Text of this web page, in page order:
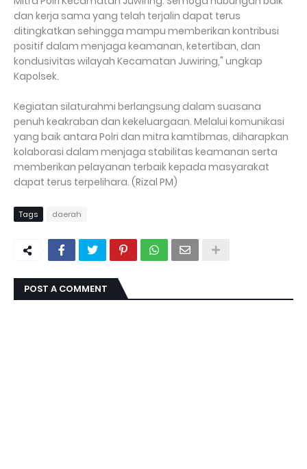
dan kerja sama yang telah terjalin dapat terus
ditingkatkan sehingga mampu memberikan kontribusi
positif dalam menjaga keamanan, ketertiban, dan
kondusivitas wilayah Kecamatan Juwiring," ungkap
Kapolsek.
Kegiatan silaturahmi berlangsung dalam suasana
penuh keakraban dan kekeluargaan. Melalui komunikasi
yang baik antara Polri dan mitra kamtibmas, diharapkan
kolaborasi dalam menjaga stabilitas keamanan serta
memberikan pelayanan terbaik kepada masyarakat
dapat terus terpelihara. (Rizal PM)
Tags daerah
POST A COMMENT